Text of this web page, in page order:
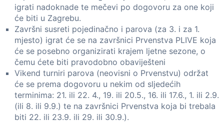
igrati nadoknade te mečevi po dogovoru za one koji
će biti u Zagrebu.
Završni susreti pojedinačno i parova (za 3. i za 1.
mjesto) igrat će se na završnici Prvenstva PLIVE koja
će se posebno organizirati krajem ljetne sezone, o
čemu ćete biti pravodobno obaviješteni
Vikend turniri parova (neovisni o Prvenstvu) održat
će se prema dogovoru u nekim od sljedećih
terminima: 21. ili 22. 4., 19. ili 20.5., 16. ili 17.6., 1. ili 2.9.
(ili 8. ili 9.9.) te na završnici Prvenstva koja bi trebala
biti 22. ili 23.9. ili 29. ili 30.9.).